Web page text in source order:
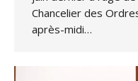
Chancelier des
après-midi…